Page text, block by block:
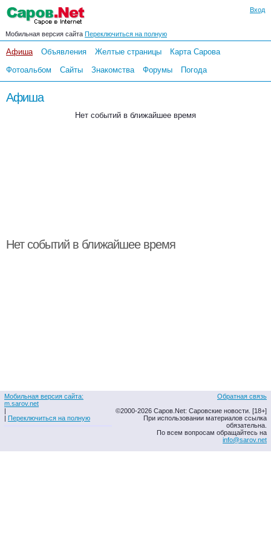
Вход
Мобильная версия сайта Переключиться на полную
Афиша Объявления Желтые страницы
Карта Сарова
Фотоальбом
Сайты Знакомства Форумы Погода
Афиша
Нет событий в ближайшее время
Нет событий в ближайшее время
Мобильная версия сайта:
m.sarov.net
|
| Переключиться на полную
Обратная связь
©2000-2026 Саров.Net: Саровские новости. [18+]
При использовании материалов ссылка
обязательна.
По всем вопросам обращайтесь на
info@sarov.net